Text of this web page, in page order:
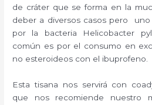
de cráter que se forma en la
deber a diversos casos pero
por la bacteria Helicobacter
común es por el consumo en
no esteroideos con el ibuprofeno.
Esta tisana nos servirá con
que nos recomiende nuestro